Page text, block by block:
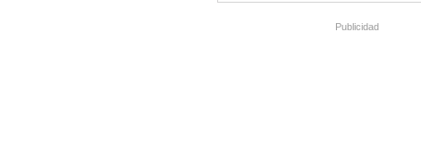
Publicidad